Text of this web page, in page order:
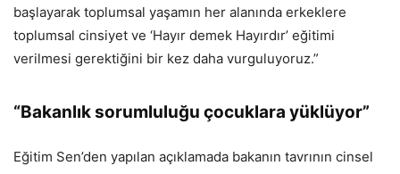
başlayarak toplumsal yaşamın her alanında erkeklere
toplumsal cinsiyet ve ‘Hayır demek Hayırdır’ eğitimi
verilmesi gerektiğini bir kez daha vurguluyoruz.”
“Bakanlık sorumluluğu çocuklara yüklüyor”
Eğitim Sen’den yapılan açıklamada bakanın tavrının cinsel